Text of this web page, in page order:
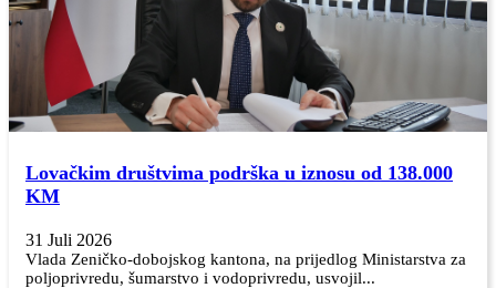
Lovačkim društvima podrška u iznosu od 138.000
KM
31 Juli 2026
Vlada Zeničko-dobojskog kantona, na prijedlog Ministarstva za
poljoprivredu, šumarstvo i vodoprivredu, usvojil...